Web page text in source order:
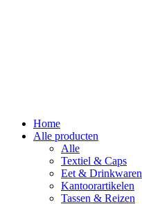
Home
Alle producten
Alle
Textiel & Caps
Eet & Drinkwaren
Kantoorartikelen
Tassen & Reizen